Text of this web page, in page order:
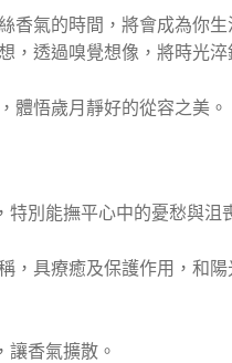
香氣的時間，將會成為你生
，透過嗅覺想像，將時光
體悟歲月靜好的從容之美。
別能撫平心中的憂愁與沮
，具療癒及保護作用，和
讓香氣擴散。